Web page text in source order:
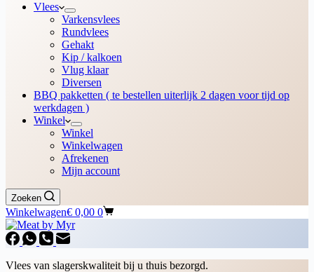
Vlees
Varkensvlees
Rundvlees
Gehakt
Kip / kalkoen
Vlug klaar
Diversen
BBQ pakketten ( te bestellen uiterlijk 2 dagen voor tijd op
werkdagen )
Winkel
Winkel
Winkelwagen
Afrekenen
Mijn account
Zoeken
Winkelwagen€ 0,00 0
Vlees van slagerskwaliteit bij u thuis bezorgd.